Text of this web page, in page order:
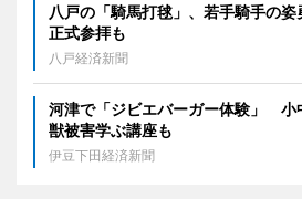
八戸の「騎馬打毬」、若手騎手の
正式参拝も
八戸経済新聞
河津で「ジビエバーガー体験」 小
獣被害学ぶ講座も
伊豆下田経済新聞